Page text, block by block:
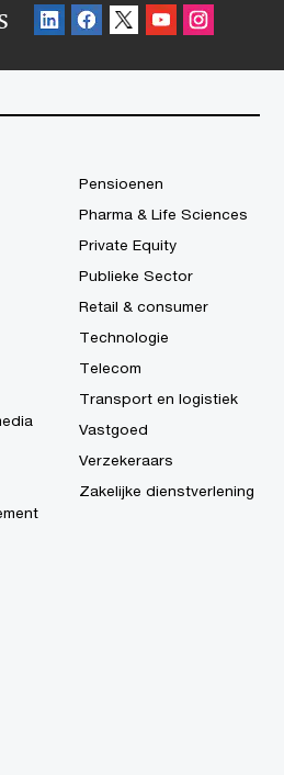
Pensioenen
Pharma & Life Sciences
Private Equity
Publieke Sector
Retail & consumer
Technologie
Telecom
Transport en logistiek
Vastgoed
Verzekeraars
Zakelijke dienstverlening